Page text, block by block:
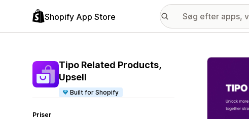
Shopify App Store
Tipo Related Products,
Upsell
Built for Shopify
Priser
Galleri